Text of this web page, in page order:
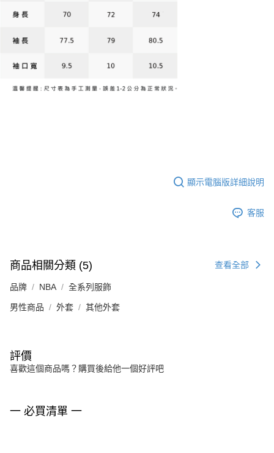
顯示電腦版詳細說明
客服
商品相關分類 (5) 查看全部
品牌 NBA 全系列服飾
男性商品 外套 其他外套
評價
喜歡這個商品嗎？購買後給他一個好評吧
一 必買清單 一